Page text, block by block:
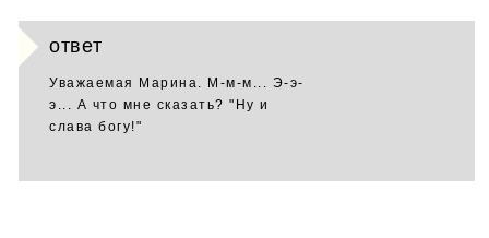
ответ
Уважаемая Марина. М-м-м... Э-э-
э... А что мне сказать? "Ну и
слава богу!"